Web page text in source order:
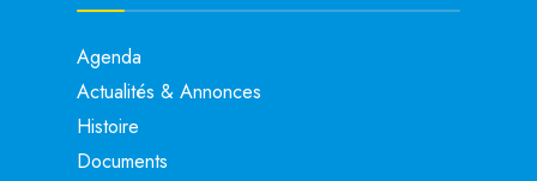
Agenda
Actualités & Annonces
Histoire
Documents